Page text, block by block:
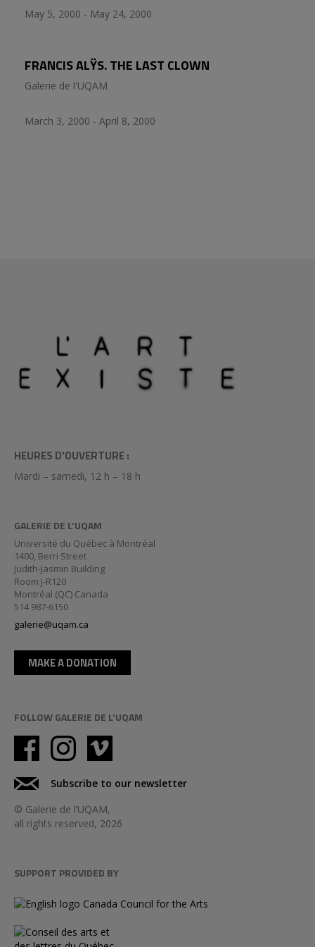
May 5, 2000 - May 24, 2000
FRANCIS ALŸS. THE LAST CLOWN
Galerie de l'UQAM
March 3, 2000 - April 8, 2000
HEURES D'OUVERTURE :
Mardi – samedi, 12 h – 18 h
GALERIE DE L’UQAM
Université du Québec à Montréal
1400, Berri Street
Judith-Jasmin Building
Room J-R120
Montréal (QC) Canada
514 987-6150
galerie@uqam.ca
MAKE A DONATION
FOLLOW GALERIE DE L'UQAM
Subscribe to our newsletter
© Galerie de l’UQAM,
all rights reserved, 2026
SUPPORT PROVIDED BY